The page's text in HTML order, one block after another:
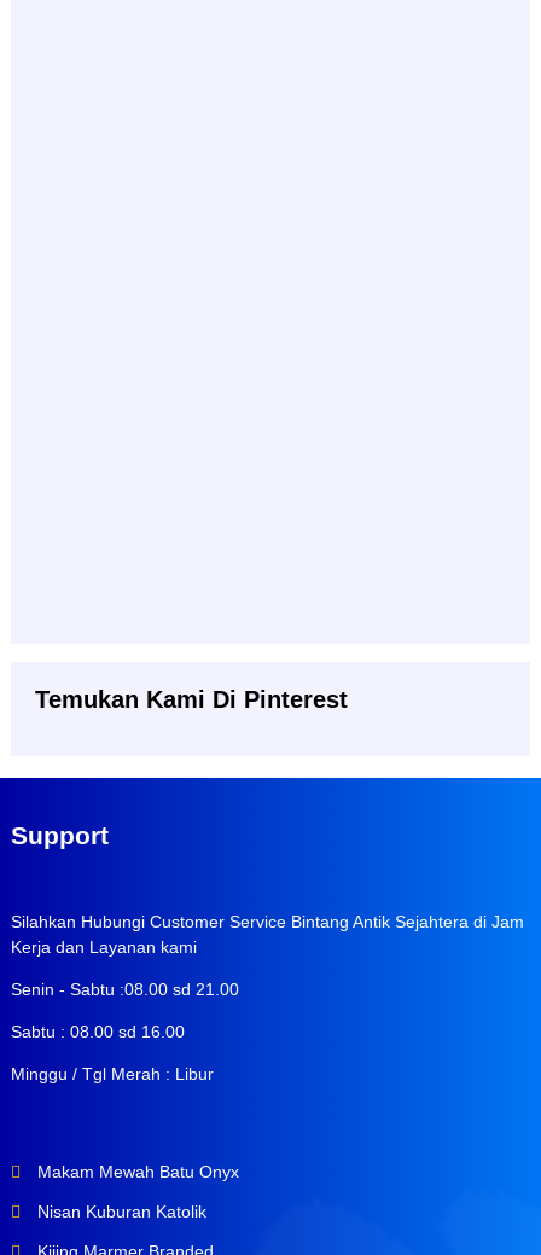
Temukan Kami Di Pinterest
Support
Silahkan Hubungi Customer Service Bintang Antik Sejahtera di Jam
Kerja dan Layanan kami
Senin - Sabtu :08.00 sd 21.00
Sabtu : 08.00 sd 16.00
Minggu / Tgl Merah : Libur
Makam Mewah Batu Onyx
Nisan Kuburan Katolik